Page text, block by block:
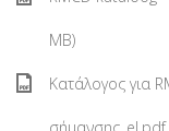
MB)
Κατάλογος για